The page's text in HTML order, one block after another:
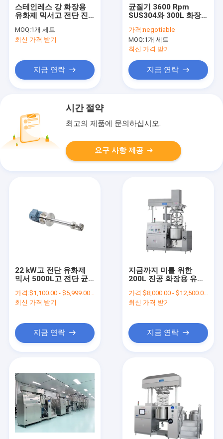
스테인레스 강 화장용
유화제 믹서고 전단 진
기
MOQ:1개 세트
최신 가격 받기
지금 연락
균질기 3600 Rpm
SUS304와 300L 화장
가격:negotiable
MOQ:1개 세트
최신 가격 받기
지금 연락
시간 절약
최고의 제품에 문의하십시오.
요구 사항 제공
22 kW고 전단 유화제
믹서 5000L고 전단 균
가격:$1,100.00 - $5,999.00/Sets
최신 가격 받기
지금 연락
지금까지 미를 위한
200L 진공 화장용 유화
가격:$8,000.00 - $12,500.00/Sets
최신 가격 받기
지금 연락